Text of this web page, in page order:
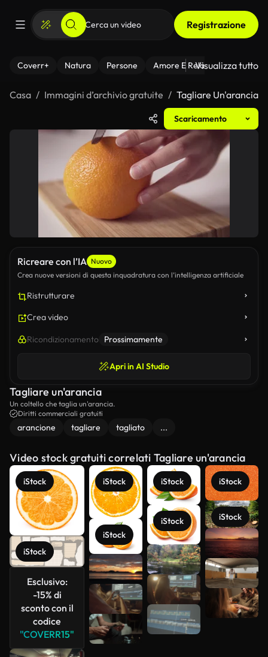
Registrazione
Coverr+ Natura Persone Amore E Relazioni Il
Visualizza tutto
Casa Immagini d’archivio gratuite Tagliare Un'arancia
Scaricamento
Ricreare con l’IA Nuovo
Crea nuove versioni di questa inquadratura con l’intelligenza artificiale
Ristrutturare
Crea video
Ricondizionamento Prossimamente
Apri in AI Studio
Tagliare un'arancia
Un coltello che taglia un'arancia.
Diritti commerciali gratuiti
arancione tagliare tagliato ...
Video stock gratuiti correlati Tagliare un'arancia
iStock
iStock
Esclusivo:
-15% di
sconto con il
codice
"COVERR15"
iStock
iStock
iStock
iStock
iStock
iStock
Scopri di
più